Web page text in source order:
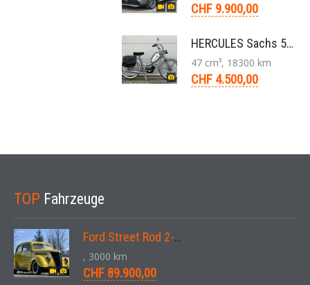
CHF 9.900,00
HERCULES Sachs 50/2 Mofa 2-Gang Handschaltung Veteran
47 cm³, 18300 km
CHF 4.500,00
TOP Fahrzeuge
Ford Street Rod 2-Door V8 Aut. 1937
, 3000 km
CHF 89.900,00